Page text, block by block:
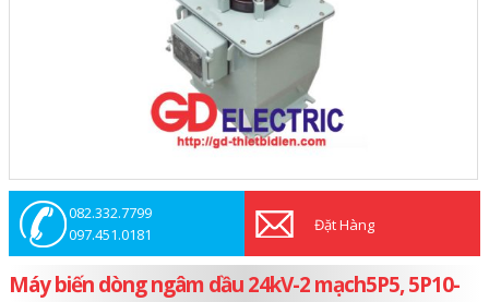
082.332.7799
097.451.0181
Đặt Hàng
Máy biến dòng ngâm dầu 24kV-2 mạch5P5, 5P10-